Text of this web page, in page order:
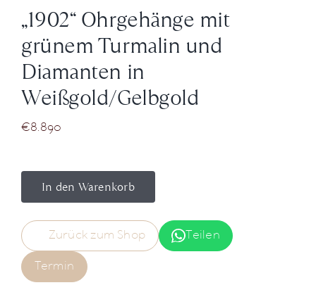
„1902“ Ohrgehänge mit
grünem Turmalin und
Diamanten in
Weißgold/Gelbgold
€8.890
In den Warenkorb
Zurück zum Shop
Teilen
Termin